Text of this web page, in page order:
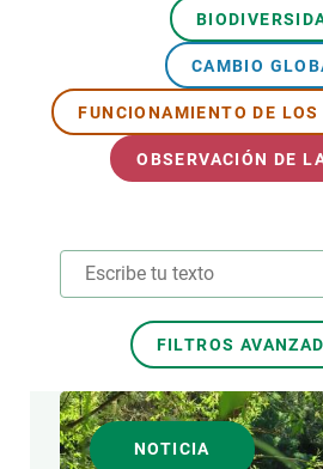
CAMBIO
FUNCIONAMIENTO DE
OBSERVACIÓN DE
FILTROS
TEMAS TRANSVERSALES
NOTICIA